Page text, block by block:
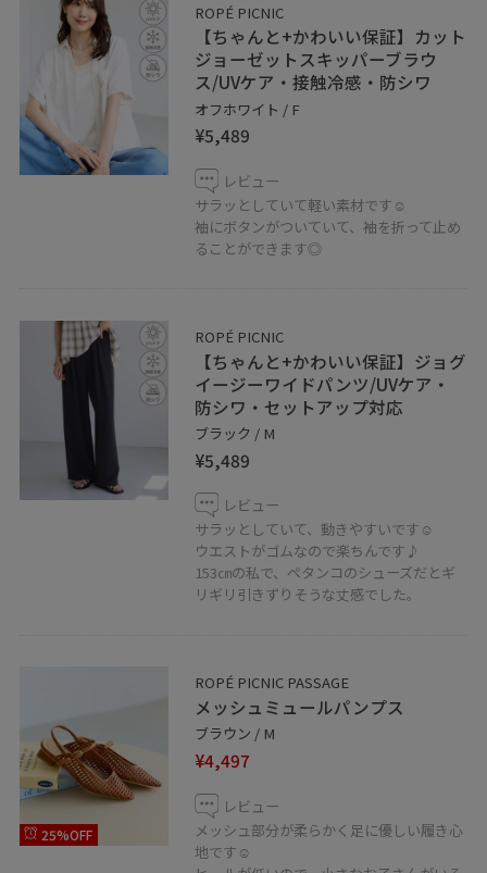
ROPÉ PICNIC
【ちゃんと+かわいい保証】カット
ジョーゼットスキッパーブラウ
ス/UVケア・接触冷感・防シワ
オフホワイト / F
¥5,489
レビュー
サラッとしていて軽い素材です☺︎
袖にボタンがついていて、袖を折って止め
ることができます◎
ROPÉ PICNIC
【ちゃんと+かわいい保証】ジョグ
イージーワイドパンツ/UVケア・
防シワ・セットアップ対応
ブラック / M
¥5,489
レビュー
サラッとしていて、動きやすいです☺︎
ウエストがゴムなので楽ちんです♪
153㎝の私で、ペタンコのシューズだとギ
リギリ引きずりそうな丈感でした。
25%OFF
ROPÉ PICNIC PASSAGE
メッシュミュールパンプス
ブラウン / M
¥4,497
レビュー
メッシュ部分が柔らかく足に優しい履き心
地です☺︎